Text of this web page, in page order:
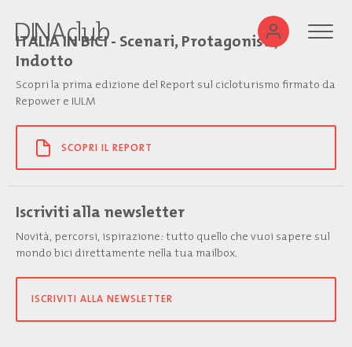
ITALIA IN BICI - Scenari, Protagonisti,
Indotto
Scopri la prima edizione del Report sul cicloturismo firmato da
Repower e IULM
SCOPRI IL REPORT
Iscriviti alla newsletter
Novità, percorsi, ispirazione: tutto quello che vuoi sapere sul
mondo bici direttamente nella tua mailbox.
ISCRIVITI ALLA NEWSLETTER